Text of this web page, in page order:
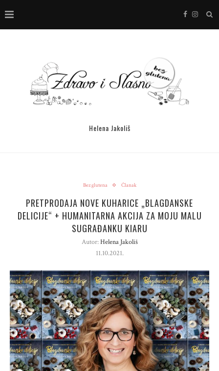
Helena Jakoliš
Bez glutena Članak
PRETPRODAJA NOVE KUHARICE „BLAGDANSKE
DELICIJE“ + HUMANITARNA AKCIJA ZA MOJU MALU
SUGRAĐANKU KIARU
Autor:Helena Jakoliš
11.10.2021.